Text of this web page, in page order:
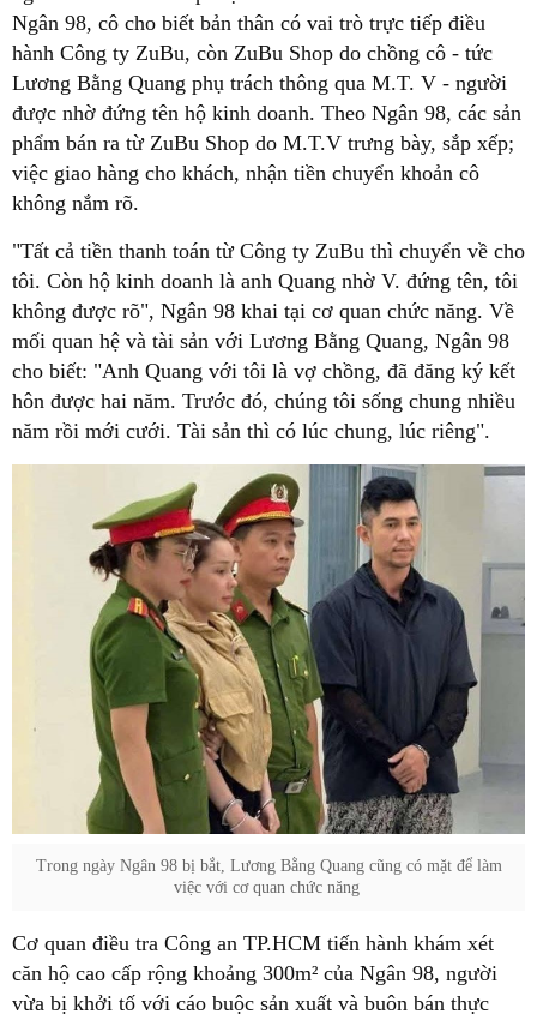
Ngân 98, cô cho biết bản thân có vai trò trực tiếp điều
hành Công ty ZuBu, còn ZuBu Shop do chồng cô - tức
Lương Bằng Quang phụ trách thông qua M.T. V - người
được nhờ đứng tên hộ kinh doanh. Theo Ngân 98, các sản
phẩm bán ra từ ZuBu Shop do M.T.V trưng bày, sắp xếp;
việc giao hàng cho khách, nhận tiền chuyển khoản cô
không nắm rõ.
"Tất cả tiền thanh toán từ Công ty ZuBu thì chuyển về cho
tôi. Còn hộ kinh doanh là anh Quang nhờ V. đứng tên, tôi
không được rõ", Ngân 98 khai tại cơ quan chức năng. Về
mối quan hệ và tài sản với Lương Bằng Quang, Ngân 98
cho biết: "Anh Quang với tôi là vợ chồng, đã đăng ký kết
hôn được hai năm. Trước đó, chúng tôi sống chung nhiều
năm rồi mới cưới. Tài sản thì có lúc chung, lúc riêng".
Trong ngày Ngân 98 bị bắt, Lương Bằng Quang cũng có mặt để làm
việc với cơ quan chức năng
Cơ quan điều tra Công an TP.HCM tiến hành khám xét
căn hộ cao cấp rộng khoảng 300m² của Ngân 98, người
vừa bị khởi tố với cáo buộc sản xuất và buôn bán thực